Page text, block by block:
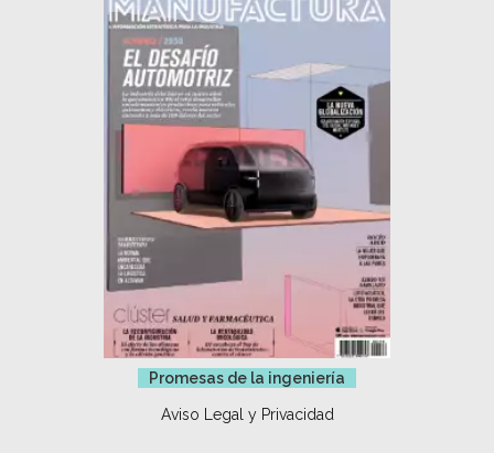
Promesas de la ingeniería
Aviso Legal y Privacidad